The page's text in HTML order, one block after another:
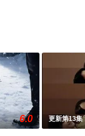
6.0 更新第13集